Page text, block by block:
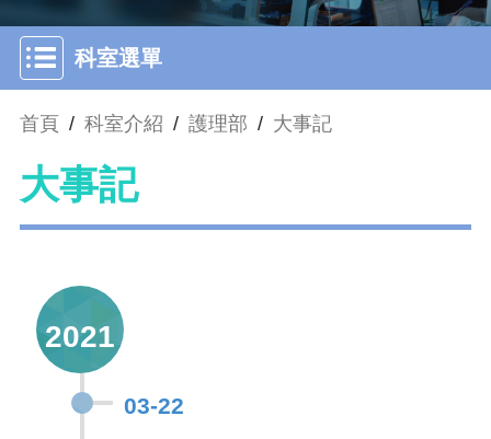
科室選單
首頁 / 科室介紹 / 護理部 / 大事記
大事記
2021
03-22